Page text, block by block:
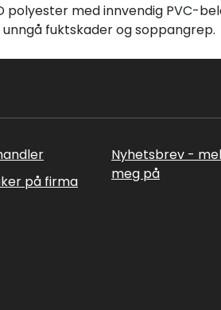
polyester med innvendig PVC-
fuktskader og soppangrep.
på firma
Nyhetsbrev -
meg på